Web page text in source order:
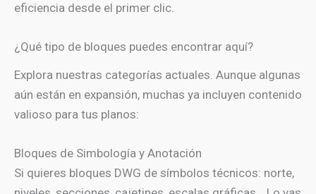
eficiencia desde el primer clic.
¿Qué tipo de bloques puedes encontrar aquí?
Explora nuestras categorías actuales. Aunque algunas
aún están en expansión, muchas ya incluyen contenido
valioso para tus planos:
Bloques de Simbología y Anotación
Si quieres bloques DWG de símbolos técnicos: norte,